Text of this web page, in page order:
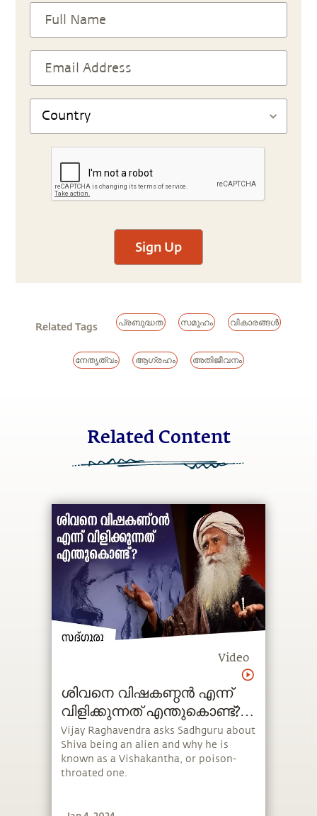
Sign Up
Related Tags പ്രബുദ്ധത സമൂഹം വികാരങ്ങൾ
നേതൃത്വം ആഗ്രഹം അതിജീവനം
Related Content
Video
ശിവനെ വിഷകണ്ഠൻ എന്ന്
വിളിക്കുന്നത് എന്തുകൊണ്ട്?
How Shiva's Throat Turned
Blue?
Vijay Raghavendra asks Sadhguru about
Shiva being an alien and why he is
known as a Vishakantha, or poison-
throated one.